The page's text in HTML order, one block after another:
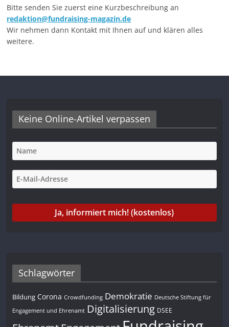
Bitte senden Sie zuerst eine Kurzbeschreibung an
redaktion@fundraising-magazin.de
Wir nehmen dann Kontakt mit Ihnen auf und klären alles
weitere.
Keine Online-Artikel verpassen
Schlagwörter
Bildung Corona Crowdfunding Demokratie Deutsche Stiftung für
Engagement und Ehrenamt Digitalisierung DSEE